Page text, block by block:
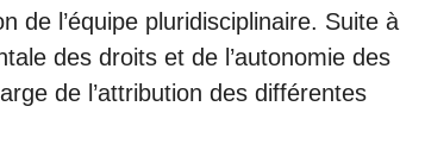
de l’équipe pluridisciplinaire. Suite à
des droits et de l’autonomie des
de l’attribution des différentes